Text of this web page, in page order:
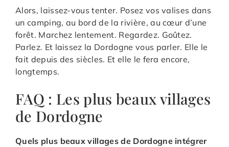
Alors, laissez-vous tenter. Posez vos valises dans
un camping, au bord de la rivière, au cœur d’une
forêt. Marchez lentement. Regardez. Goûtez.
Parlez. Et laissez la Dordogne vous parler. Elle le
fait depuis des siècles. Et elle le fera encore,
longtemps.
FAQ : Les plus beaux villages
de Dordogne
Quels plus beaux villages de Dordogne intégrer